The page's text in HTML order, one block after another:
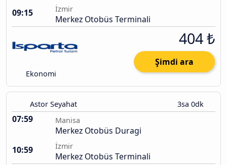
09:15
İzmir
Merkez Otobüs Terminali
Ekonomi
404 ₺
Şimdi ara
Astor Seyahat 3sa 0dk
07:59 Manisa
Merkez Otobüs Duragi
10:59
İzmir
Merkez Otobüs Terminali